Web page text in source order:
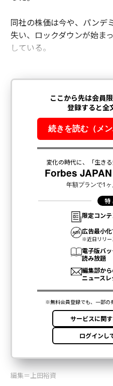
同社の株価は今や、パンデ
失い、ロックダウンが始ま
している。
編集＝上田裕資